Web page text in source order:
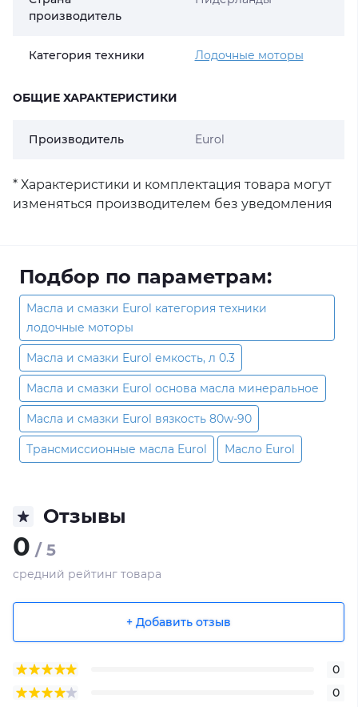
производитель
Категория техники Лодочные моторы
ОБЩИЕ ХАРАКТЕРИСТИКИ
Производитель Eurol
* Характеристики и комплектация товара могут
изменяться производителем без уведомления
Подбор по параметрам:
Масла и смазки Eurol категория техники
лодочные моторы
Масла и смазки Eurol емкость, л 0.3
Масла и смазки Eurol основа масла минеральное
Масла и смазки Eurol вязкость 80w-90
Трансмиссионные масла Eurol Масло Eurol
Отзывы
0 / 5
средний рейтинг товара
+ Добавить отзыв
0
0